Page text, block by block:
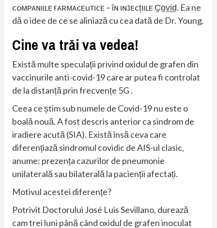
coмᴘᴀɴιιʟᴇ ғᴀʀмᴀcᴇuтιcᴇ – îɴ ιɴנᴇcțιιʟᴇ C̫o̫v̫i̫d̫. Ea ne
dă o idee de ce se aliniază cu cea dată de Dr. Young.
Cine va trăi va vedea!
Există multe speculații privind oxidul de grafen din
vaccinurile anti-covid-19 care ar putea fi controlat
de la distanță prin frecvențe 5G .
Ceea ce știm sub numele de Covid-19 nu este o
boală nouă. A fost descris anterior ca sindrom de
iradiere acută (SIA). Există însă ceva care
diferențiază sindromul covidic de AIS-ul clasic,
anume: prezența cazurilor de pneumonie
unilaterală sau bilaterală la pacienții afectați.
Motivul acestei diferențe?
Potrivit Doctorului José Luis Sevillano, durează
cam trei luni până când oxidul de grafen inoculat